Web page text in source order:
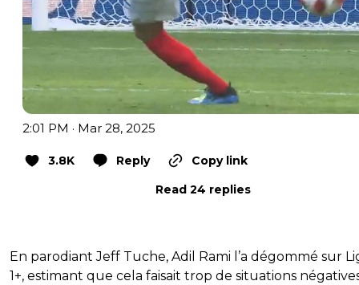
2:01 PM · Mar 28, 2025
3.8K Reply
Copy link
Read 24 replies
En parodiant Jeff Tuche, Adil Rami l’a dégommé sur
1+, estimant que cela faisait trop de situations